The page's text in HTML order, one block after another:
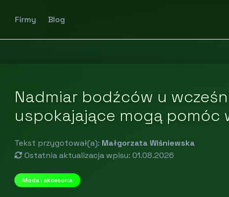
Firmy Blog
Nadmiar bodźców u
uspokajające mogą pomóc
Tekst przygotował(a): Małgorzata Wiśniewska
Ostatnia aktualizacja wpisu: 01.08.2026
Moda i akcesoria